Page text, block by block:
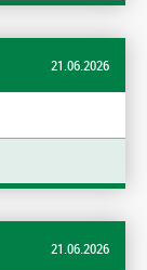
21.06.2026
21.06.2026